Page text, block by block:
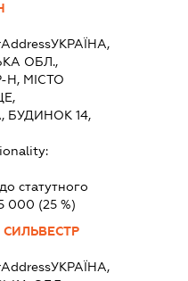
УКРАЇНА,
ОБЛ.,
МІСТО
БУДИНОК 14,
статутного
000 (25 %)
УКРАЇНА,